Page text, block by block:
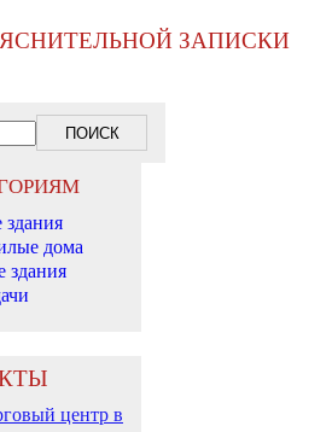
ЗАПИСКИ
дома